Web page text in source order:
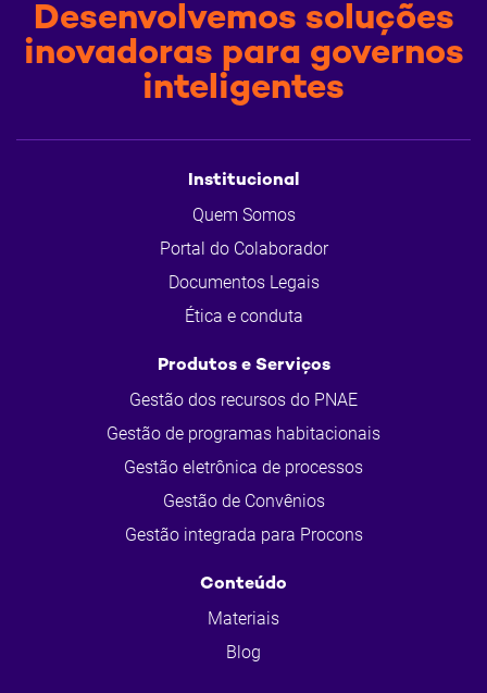
Desenvolvemos soluções
inovadoras para governos
inteligentes
Institucional
Quem Somos
Portal do Colaborador
Documentos Legais
Ética e conduta
Produtos e Serviços
Gestão dos recursos do PNAE
Gestão de programas habitacionais
Gestão eletrônica de processos
Gestão de Convênios
Gestão integrada para Procons
Conteúdo
Materiais
Blog